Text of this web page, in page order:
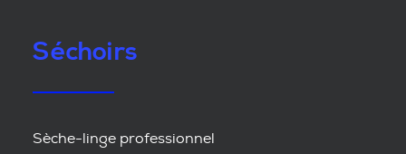
Séchoirs
Sèche-linge professionnel